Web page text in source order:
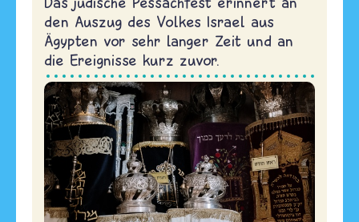
den Auszug des Volkes Israel aus
Ägypten vor sehr langer Zeit und an
die Ereignisse kurz zuvor.